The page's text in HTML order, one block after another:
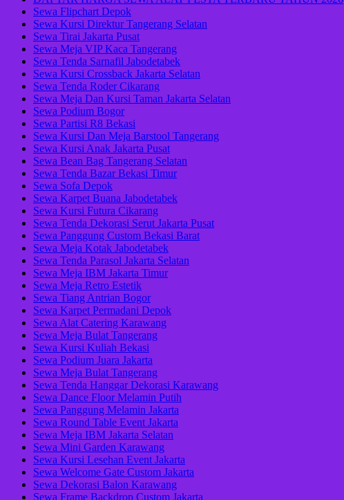
Sewa Flipchart Depok
Sewa Kursi Direktur Tangerang Selatan
Sewa Tirai Jakarta Pusat
Sewa Meja VIP Kaca Tangerang
Sewa Tenda Sarnafil Jabodetabek
Sewa Kursi Crossback Jakarta Selatan
Sewa Tenda Roder Cikarang
Sewa Meja Dan Kursi Taman Jakarta Selatan
Sewa Podium Bogor
Sewa Partisi R8 Bekasi
Sewa Kursi Dan Meja Barstool Tangerang
Sewa Kursi Anak Jakarta Pusat
Sewa Bean Bag Tangerang Selatan
Sewa Tenda Bazar Bekasi Timur
Sewa Sofa Depok
Sewa Karpet Buana Jabodetabek
Sewa Kursi Futura Cikarang
Sewa Tenda Dekorasi Serut Jakarta Pusat
Sewa Panggung Custom Bekasi Barat
Sewa Meja Kotak Jabodetabek
Sewa Tenda Parasol Jakarta Selatan
Sewa Meja IBM Jakarta Timur
Sewa Meja Retro Estetik
Sewa Tiang Antrian Bogor
Sewa Karpet Permadani Depok
Sewa Alat Catering Karawang
Sewa Meja Bulat Tangerang
Sewa Kursi Kuliah Bekasi
Sewa Podium Juara Jakarta
Sewa Meja Bulat Tangerang
Sewa Tenda Hanggar Dekorasi Karawang
Sewa Dance Floor Melamin Putih
Sewa Panggung Melamin Jakarta
Sewa Round Table Event Jakarta
Sewa Meja IBM Jakarta Selatan
Sewa Mini Garden Karawang
Sewa Kursi Lesehan Event Jakarta
Sewa Welcome Gate Custom Jakarta
Sewa Dekorasi Balon Karawang
Sewa Frame Backdrop Custom Jakarta